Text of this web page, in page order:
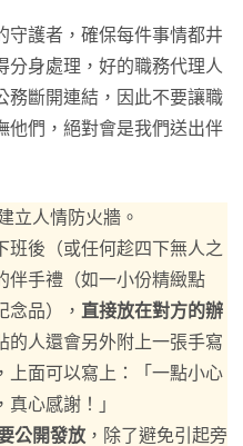
守護者，確保每件事情都井
分身處理，好的職務代理人
務斷開連結，因此不要讓職
他們，絕對會是我們送出伴
立人情防火牆。
班後（或任何趁四下無人之
伴手禮（如一小份精緻點
念品）， 直接放在對方的辦
的人還會另外附上一張手寫
上面可以寫上：「一點小心
心感謝！」
公開發放 ，除了避免引起旁